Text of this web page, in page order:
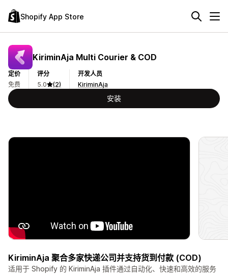
Shopify App Store
KiriminAja Multi Courier & COD
定价
免费
评分
5.0
(2)
开发人员
KiriminAja
安装
KiriminAja 聚合多家快递公司并支持货到付款 (COD)
适用于 Shopify 的 KiriminAja 插件通过自动化、快速和高效的服务